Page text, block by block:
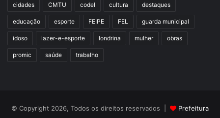
cidades CMTU codel cultura destaques
educação esporte FEIPE FEL guarda municipal
idoso lazer-e-esporte londrina mulher obras
promic saúde trabalho
© Copyright 2026, Todos os direitos reservados | Prefeitura